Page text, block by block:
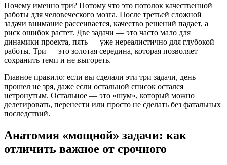
Почему именно три? Потому что это потолок качественной
работы для человеческого мозга. После третьей сложной
задачи внимание рассеивается, качество решений падает, а
риск ошибок растет. Две задачи — это часто мало для
динамики проекта, пять — уже нереалистично для глубокой
работы. Три — это золотая середина, которая позволяет
сохранить темп и не выгореть.
Главное правило: если вы сделали эти три задачи, день
прошел не зря, даже если остальной список остался
нетронутым. Остальное — это «шум», который можно
делегировать, перенести или просто не сделать без фатальных
последствий.
Анатомия «мощной» задачи: как
отличить важное от срочного